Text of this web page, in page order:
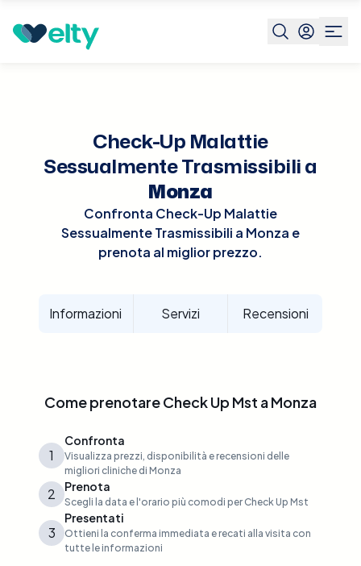
Prenota visita
Check-Up Malattie
Sessualmente Trasmissibili a
Monza
Confronta Check-Up Malattie
Sessualmente Trasmissibili a Monza e
prenota al miglior prezzo.
Informazioni Servizi Recensioni
Come prenotareCheck Up Mst aMonza
1
Confronta
Visualizza prezzi, disponibilità e recensioni delle
migliori cliniche di Monza
2 Prenota
Scegli la data e l'orario più comodi per Check Up Mst
3
Presentati
Ottieni la conferma immediata e recati alla visita con
tutte le informazioni